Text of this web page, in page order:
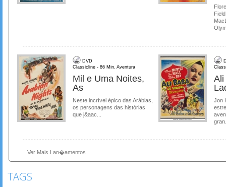
DVD
Classicline - 86 Min. Aventura
Mil e Uma Noites,
As
Neste incrível épico das Arábias,
os personagens das histórias
que j&aac...
Ali
Jon
Ver Mais Lan�amentos
TAGS